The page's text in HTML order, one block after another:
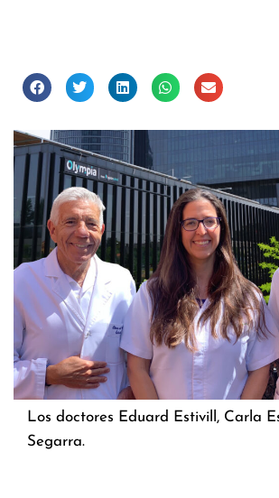
Los doctores Eduard Estivill, Carla
Segarra.